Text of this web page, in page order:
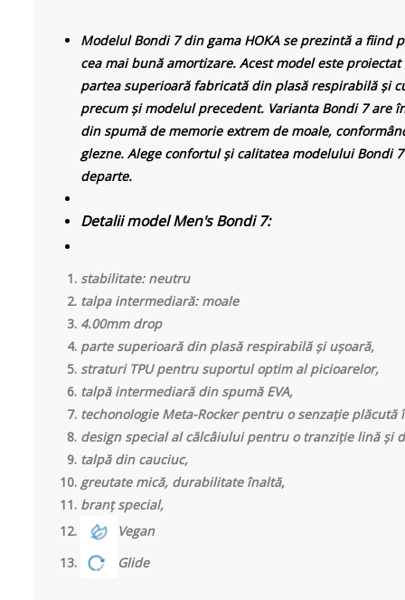
Modelul Bondi 7 din gama HOKA se prezintă a fiind
cea mai bună amortizare. Acest model este
partea superioară fabricată din plasă respirabilă și
precum și modelul precedent. Varianta Bondi 7 are
din spumă de memorie extrem de moale,
glezne. Alege confortul și calitatea modelului Bondi
departe.
Detalii model Men's Bondi 7:
stabilitate: neutru
talpa intermediară: moale
4.00mm drop
parte superioară din plasă respirabilă și ușoară,
straturi TPU pentru suportul optim al picioarelor,
talpă intermediară din spumă EVA,
techonologie Meta-Rocker pentru o senzație
design special al călcâiului pentru o tranziție lină și
talpă din cauciuc,
greutate mică, durabilitate înaltă,
branț special,
Vegan
Glide